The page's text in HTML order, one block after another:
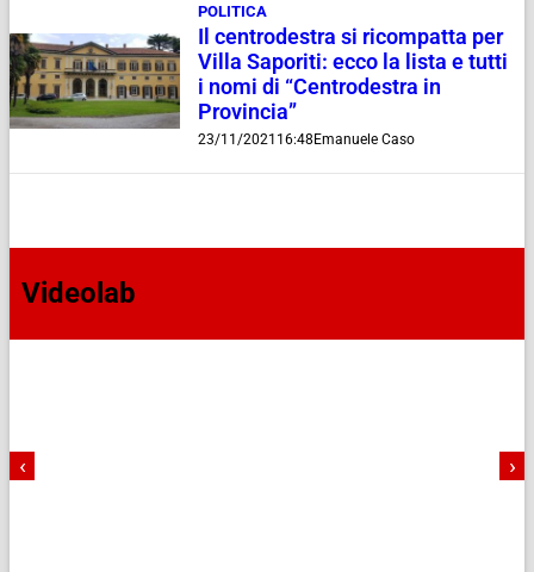
POLITICA
Il centrodestra si ricompatta per
Villa Saporiti: ecco la lista e tutti
i nomi di “Centrodestra in
Provincia”
23/11/2021 16:48Emanuele Caso
Videolab
‹ ›